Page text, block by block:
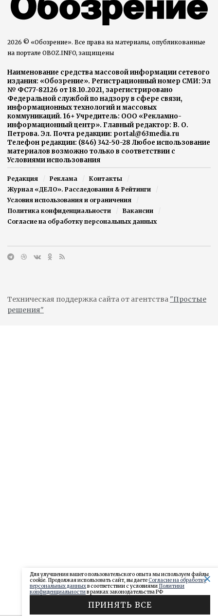
2026 © «Обозрение». Все права на материалы, опубликованные
на портале OBOZ.INFO, защищены
Наименование средства массовой информации сетевого
издания: «Обозрение». Регистрационный номер СМИ: Эл
№ ФС77-82126 от 18.10.2021, зарегистрировано
Федеральной службой по надзору в сфере связи,
информационных технологий и массовых
коммуникаций. 16+ Учредитель: ООО «Рекламно-
информационный центр». Главный редактор: В. О.
Петрова. Эл. Почта редакции: portal@63media.ru
Телефон редакции: (846) 342-50-28 Любое использование
материалов возможно только в соответствии с
Условиями использования
Редакция Реклама
Контакты
Журнал «ДЕЛО». Расследования & Рейтинги
Условия использования и ограничения
Политика конфиденциальности
Вакансии
Согласие на обработку персональных данных
Техническая поддержка сайта от агентства "Простые
решения"
Для улучшения вашего пользовательского опыта мы используем файлы
cookie. Продолжая использовать сайт, вы даетеСогласие на обработку
персональных данныхв соответствии с условиями Политики
конфиденциальностив рамках законодательства РФ
ПРИНЯТЬ ВСЕ